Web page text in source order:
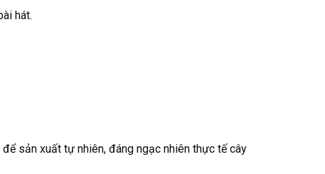
hát.
sản xuất tự nhiên, đáng ngạc nhiên thực tế cây